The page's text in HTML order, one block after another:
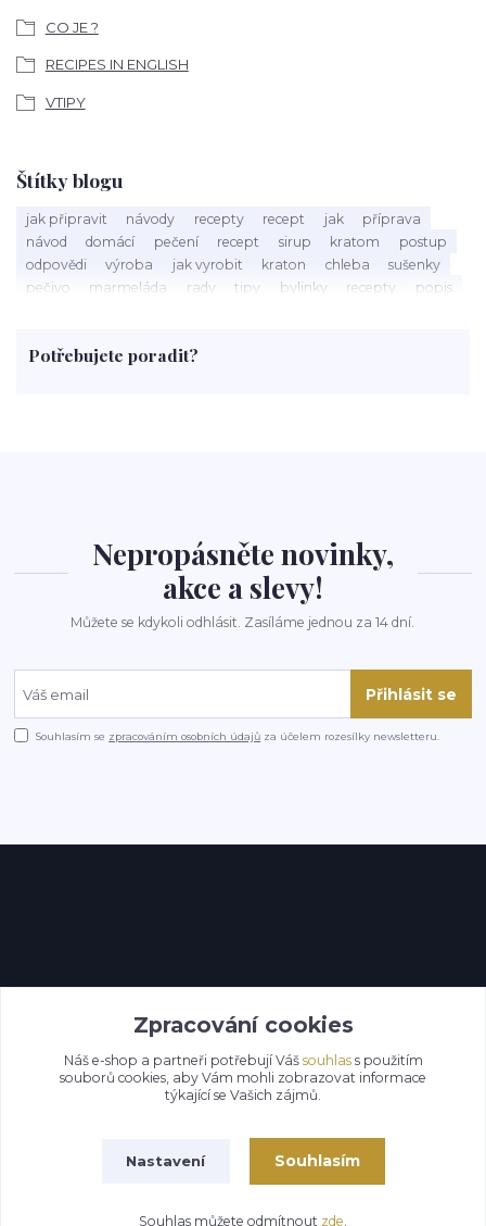
CO JE ?
RECIPES IN ENGLISH
VTIPY
Štítky blogu
jak připravit návody recepty recept jak
příprava
návod
domácí pečení recept sirup kratom
postup
odpovědi
výroba jak vyrobit kraton chleba
sušenky
pečivo
marmeláda rady tipy bylinky recepty
popis
rohlíky
grilování čaj
Potřebujete poradit?
Nepropásněte novinky,
akce a slevy!
Můžete se kdykoli odhlásit. Zasíláme jednou za 14 dní.
Přihlásit se
Souhlasím se zpracováním osobních údajů za účelem rozesílky newsletteru.
Zpracování cookies
Náš e-shop a partneři potřebují Váš souhlass použitím
souborů cookies, aby Vám mohli zobrazovat informace
týkající se Vašich zájmů.
Nastavení Souhlasím
Souhlas můžete odmítnout zde